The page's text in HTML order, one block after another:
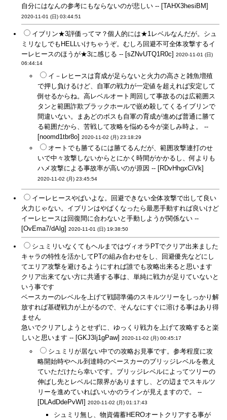
自分にはなんの参考にもならないのが悲しい -- [TAHX3hesiBM]
2020-11-01 (日) 03:44:51
イブリン★3評価ってマ？個人的には★1レベルなんだが。シュ
ミリなしでもHELLいけちゃうぞ。むしろ回避不可全体攻撃するイ
ーレヒースのほうが★3に感じる -- [sZNvUTQ1R0c] 2020-11-01 (日)
06:44:14
イ－レヒースは育成が足らないと火力の高さと雑魚増殖
で押し負けるけど、自軍の戦力が一定値を超えれば安定して
倒せるからね。高レベルオート周回して事故るのは広範囲ス
タンと範囲詐欺ブラックホールで嵌め殺してくるイブリンで
間違いない。まあどのボスも自軍の育成が進めば普通に勝て
る範囲だから、苦戦して攻略を悩める今が楽しみ時よ。 --
[noomd1tbr8o] 2020-11-02 (月) 23:18:29
オートでも勝てるには勝てるんだが、範囲攻撃連打のせ
いで中々攻撃しないからとにかく時間がかかるし、何よりも
ハメ攻撃による事故率が高いのが原因 -- [RDvHhgxCiVk]
2020-11-02 (月) 23:45:54
イーレヒースやばいよな。回避できない全体攻撃で出して良い
火力じゃない。イブリンはやばくなったら最悪手動すれば良いけど
イーレヒースは回復間に合わないと手動しようが関係ない --
[OvEma7/dAlg] 2020-11-01 (日) 19:38:50
シュミリいなくてもヘルまではヴィオラPTでクリア出来ました
キャラの特性を活かしてPTの組み合わせをし、回避優先などにし
てエリア攻撃を避けるようにすれば誰でも攻略出来ると思います
クリア出来てない方に共通する事は、単純に戦力が足りていないと
いう事です
ベースカーのレベルを上げて戦闘準備のスキルツリーをしっかり解
放すれば基礎戦力が上がるので、そんなにすぐに溶ける事はあり得
ません
急いでクリアしようとせずに、ゆっくり戦力を上げて攻略すると楽
しいと思います -- [GKJ3Ij1gPaw] 2020-11-02 (月) 00:45:17
シュミリが居ない中での攻略お見事です。参考程度に攻
略開始時やヘル到達時のベースカーのブリッジレベルを教え
ていただけたら幸いです。ブリッジレベルによってツリーの
伸ばし先とレベルに限界がありますし、どの辺までスキルツ
リーを進めていればいいかのラインが見えますので。 --
[DLAdDdePvWI] 2020-11-02 (月) 01:17:43
シュミリ無し、物資備蓄HEROオートクリアする事が